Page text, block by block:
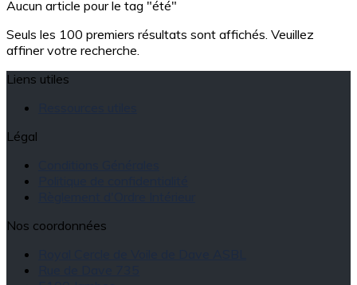
Aucun article pour le tag "été"
Seuls les 100 premiers résultats sont affichés. Veuillez
affiner votre recherche.
Liens utiles
Légal
Nos coordonnées